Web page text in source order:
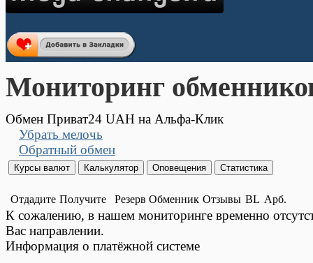
Мониторинг
Обмен Приват24 UAH на Альфа-Клик
Убрать мелочь
Обратный обмен
Отдадите Получите Резерв Обменник Отзывы BL Арб.
К сожалению, в нашем мониторинге временно
Вас направлении.
Информация о платёжной системе